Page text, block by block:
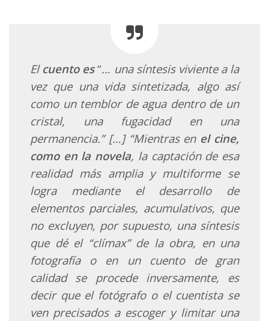
El cuento es “… una síntesis viviente a la
vez que una vida sintetizada, algo así
como un temblor de agua dentro de un
cristal, una fugacidad en una
permanencia.” […] “Mientras en el cine,
como en la novela, la captación de esa
realidad más amplia y multiforme se
logra mediante el desarrollo de
elementos parciales, acumulativos, que
no excluyen, por supuesto, una síntesis
que dé el “clímax” de la obra, en una
fotografía o en un cuento de gran
calidad se procede inversamente, es
decir que el fotógrafo o el cuentista se
ven precisados a escoger y limitar una